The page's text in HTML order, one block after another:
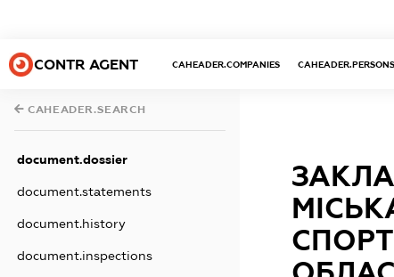
CONTR AGENT CAHEADER.COMPANIES CAHEADER.PERSONS
CAHEADER.SEARCH
document.dossier
document.statements
document.history
document.inspections